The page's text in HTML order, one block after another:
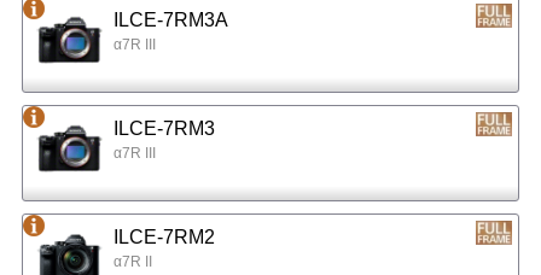
ILCE-7RM3A
α7R III
ILCE-7RM3
α7R III
ILCE-7RM2
α7R II